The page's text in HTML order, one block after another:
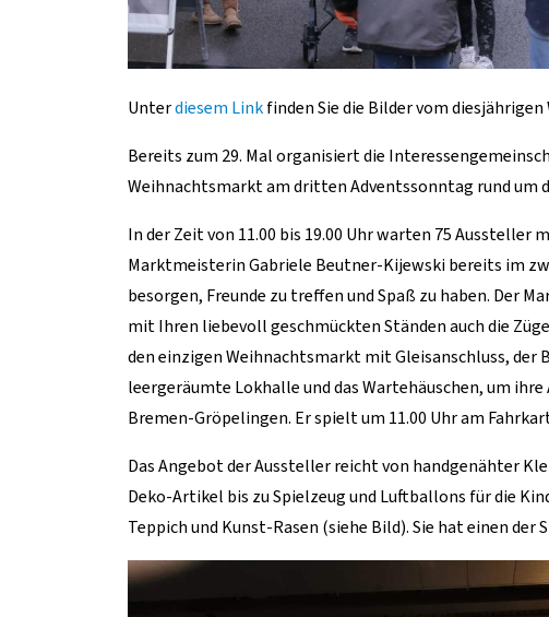
Unterdiesem Linkfinden Sie die Bilder vom
Bereits zum 29. Mal organisiert die
Weihnachtsmarkt am dritten Adventssonntag rund um
In der Zeit von 11.00 bis 19.00 Uhr warten 75
Marktmeisterin Gabriele Beutner-Kijewski bereits im
besorgen, Freunde zu treffen und Spaß zu haben. Der
mit Ihren liebevoll geschmückten Ständen auch die
den einzigen Weihnachtsmarkt mit Gleisanschluss, der
leergeräumte Lokhalle und das Wartehäuschen, um
Bremen-Gröpelingen. Er spielt um 11.00 Uhr am
Das Angebot der Aussteller reicht von handgenähter
Deko-Artikel bis zu Spielzeug und Luftballons für die
Teppich und Kunst-Rasen (siehe Bild). Sie hat einen der